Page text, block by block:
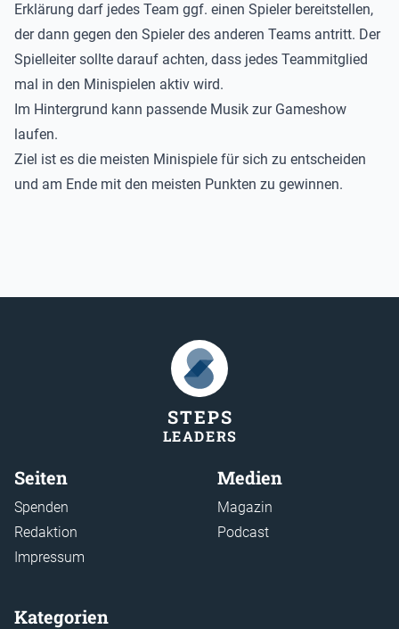
Erklärung darf jedes Team ggf. einen Spieler bereitstellen,
der dann gegen den Spieler des anderen Teams antritt. Der
Spielleiter sollte darauf achten, dass jedes Teammitglied
mal in den Minispielen aktiv wird.
Im Hintergrund kann passende Musik zur Gameshow
laufen.
Ziel ist es die meisten Minispiele für sich zu entscheiden
und am Ende mit den meisten Punkten zu gewinnen.
STEPS
LEADERS
Seiten
Spenden
Redaktion
Impressum
Medien
Magazin
Podcast
Kategorien